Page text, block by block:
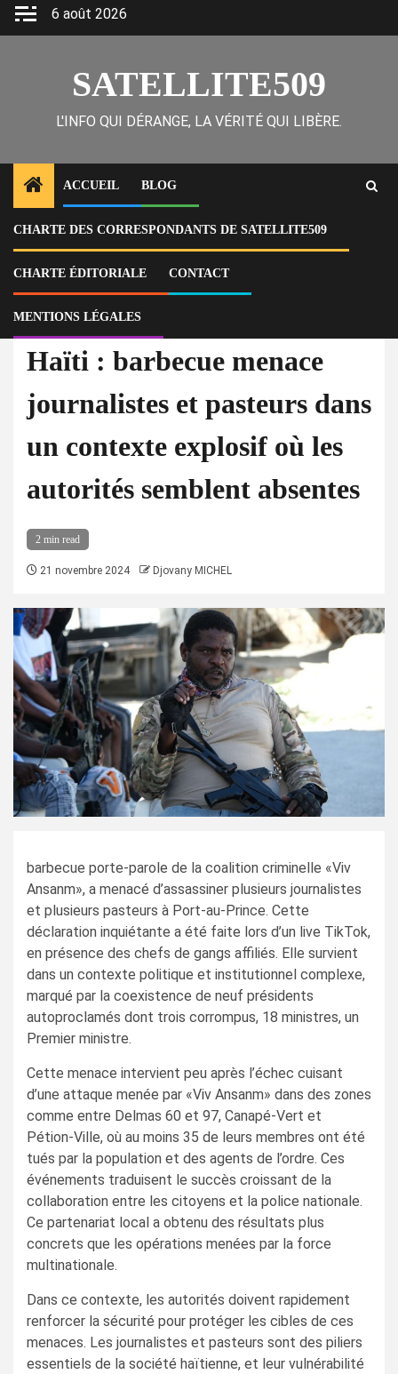
Skip
6 août 2026
SATELLITE509
L'INFO QUI DÉRANGE, LA VÉRITÉ QUI LIBÈRE.
ACCUEIL BLOG
CHARTE DES CORRESPONDANTS DE SATELLITE509
CHARTE ÉDITORIALE CONTACT
MENTIONS LÉGALES
Home
Actu
Haïti : barbecue menace journalistes et pasteurs dans un contexte
explosif où les autorités semblent absentes
À la Une Actu
Haïti : barbecue menace
journalistes et pasteurs dans
un contexte explosif où les
autorités semblent absentes
2 min read
21 novembre 2024 Djovany MICHEL
barbecue porte-parole de la coalition criminelle «Viv
Ansanm», a menacé d’assassiner plusieurs journalistes
et plusieurs pasteurs à Port-au-Prince. Cette
déclaration inquiétante a été faite lors d’un live TikTok,
en présence des chefs de gangs affiliés. Elle survient
dans un contexte politique et institutionnel complexe,
marqué par la coexistence de neuf présidents
autoproclamés dont trois corrompus, 18 ministres, un
Premier ministre.
Cette menace intervient peu après l’échec cuisant
d’une attaque menée par «Viv Ansanm» dans des zones
comme entre Delmas 60 et 97, Canapé-Vert et
Pétion-Ville, où au moins 35 de leurs membres ont été
tués par la population et des agents de l’ordre. Ces
événements traduisent le succès croissant de la
collaboration entre les citoyens et la police nationale.
Ce partenariat local a obtenu des résultats plus
concrets que les opérations menées par la force
multinationale.
Dans ce contexte, les autorités doivent rapidement
renforcer la sécurité pour protéger les cibles de ces
menaces. Les journalistes et pasteurs sont des piliers
essentiels de la société haïtienne, et leur vulnérabilité